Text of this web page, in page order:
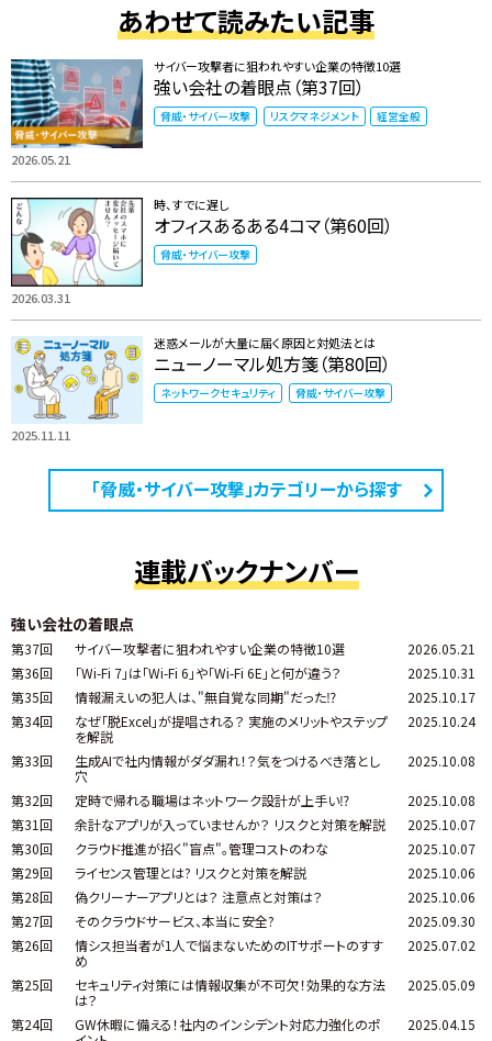
あわせて読みたい記事
2026.05.21
サイバー攻撃者に狙われやすい企業の特徴10選
強い会社の着眼点（第37回）
脅威・サイバー攻撃 リスクマネジメント 経営全般
2026.03.31
時、すでに遅し
オフィスあるある4コマ（第60回）
脅威・サイバー攻撃
2025.11.11
迷惑メールが大量に届く原因と対処法とは
ニューノーマル処方箋（第80回）
ネットワークセキュリティ 脅威・サイバー攻撃
「脅威・サイバー攻撃」カテゴリーから探す
連載バックナンバー
強い会社の着眼点
第37回 サイバー攻撃者に狙われやすい企業の特徴10選
2026.05.21
第36回
「Wi-Fi 7」は「Wi-Fi 6」や「Wi-Fi 6E」と何が違う？
2025.10.31
第35回
情報漏えいの犯人は、"無自覚な同期"だった⁉
2025.10.17
第34回
なぜ「脱Excel」が提唱される？ 実施のメリットやステップ
を解説
2025.10.24
第33回
生成AIで社内情報がダダ漏れ！？気をつけるべき落とし
穴
2025.10.08
第32回 定時で帰れる職場はネットワーク設計が上手い⁉
2025.10.08
第31回
余計なアプリが入っていませんか？ リスクと対策を解説
2025.10.07
第30回
クラウド推進が招く"盲点"。管理コストのわな
2025.10.07
第29回
ライセンス管理とは? リスクと対策を解説
2025.10.06
第28回
偽クリーナーアプリとは？ 注意点と対策は？
2025.10.06
第27回
そのクラウドサービス、本当に安全?
2025.09.30
第26回
情シス担当者が1人で悩まないためのITサポートのすす
め
2025.07.02
第25回
セキュリティ対策には情報収集が不可欠！効果的な方法
は？
2025.05.09
第24回
GW休暇に備える！社内のインシデント対応力強化のポ
2025.04.15